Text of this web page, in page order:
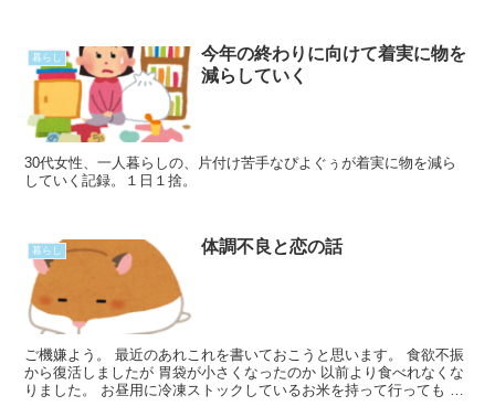
暮らし
今年の終わりに向けて着実に物を
減らしていく
30代女性、一人暮らしの、片付け苦手なぴよぐぅが着実に物を減ら
していく記録。１日１捨。
暮らし 体調不良と恋の話
ご機嫌よう。 最近のあれこれを書いておこうと思います。 食欲不振
から復活しましたが 胃袋が小さくなったのか 以前より食べれなくな
りました。 お昼用に冷凍ストックしているお米を持って行っても ３